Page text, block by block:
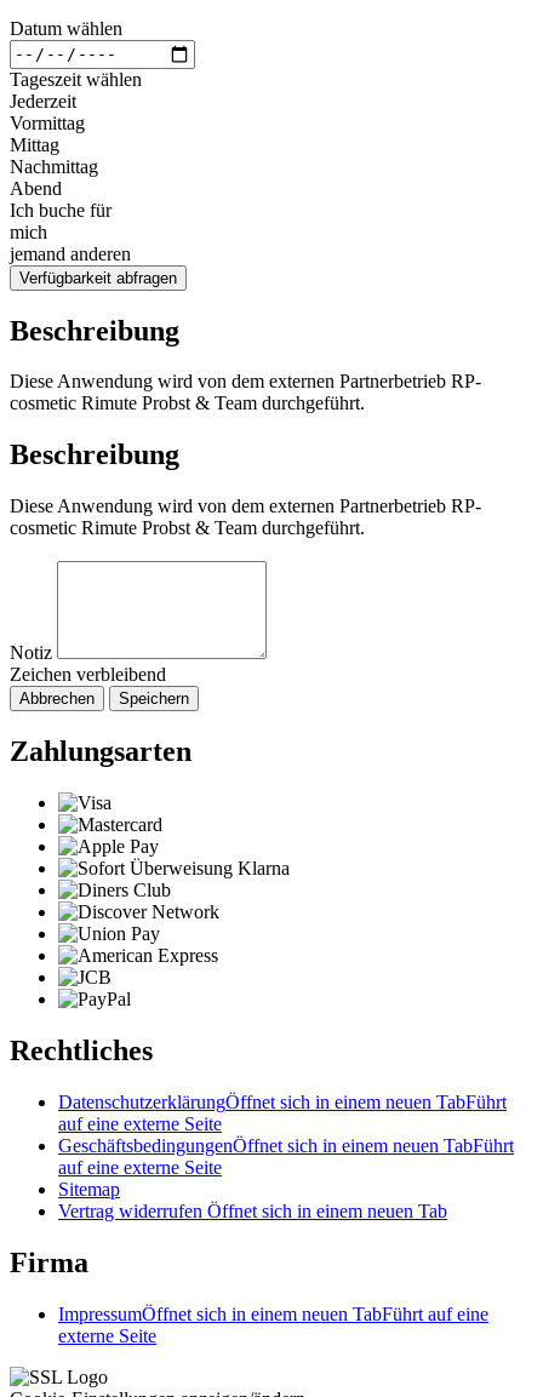
Datum wählen
Tageszeit wählen
Jederzeit
Vormittag
Mittag
Nachmittag
Abend
Ich buche für
mich
jemand anderen
Verfügbarkeit abfragen
Beschreibung
Diese Anwendung wird von dem externen Partnerbetrieb RP-
cosmetic Rimute Probst & Team durchgeführt.
Beschreibung
Diese Anwendung wird von dem externen Partnerbetrieb RP-
cosmetic Rimute Probst & Team durchgeführt.
Notiz
Zeichen verbleibend
Abbrechen Speichern
Zahlungsarten
Rechtliches
DatenschutzerklärungÖffnet sich in einem neuen TabFührt
auf eine externe Seite
GeschäftsbedingungenÖffnet sich in einem neuen TabFührt
auf eine externe Seite
Sitemap
Vertrag widerrufen Öffnet sich in einem neuen Tab
Firma
ImpressumÖffnet sich in einem neuen TabFührt auf eine
externe Seite